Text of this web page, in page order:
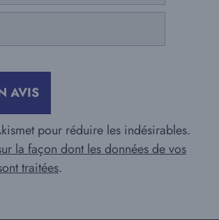
pour réduire les indésirables.
la façon dont les données de vos
traitées.